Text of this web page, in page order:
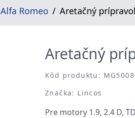
Alfa Romeo Aretačný
Aretačný
Kód produktu:
Značka: Lincos
Pre motory 1.9, 2.4 D,